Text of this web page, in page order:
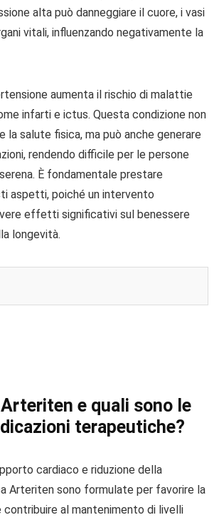
alta può danneggiare il cuore, i vasi
vitali, influenzando negativamente la
aumenta il rischio di malattie
infarti e ictus. Questa condizione non
salute fisica, ma può anche generare
rendendo difficile per le persone
È fondamentale prestare
aspetti, poiché un intervento
effetti significativi sul benessere
longevità.
Arteriten e quali sono le
terapeutiche?
cardiaco e riduzione della
Arteriten sono formulate per favorire la
al mantenimento di livelli